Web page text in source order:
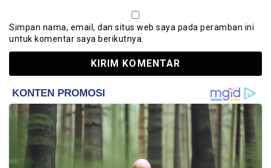
Simpan nama, email, dan situs web saya pada peramban ini
untuk komentar saya berikutnya.